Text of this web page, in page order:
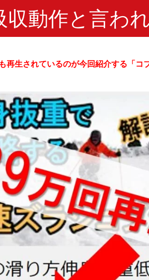
収動作と言わ
再生されているのが今回紹介する「コ